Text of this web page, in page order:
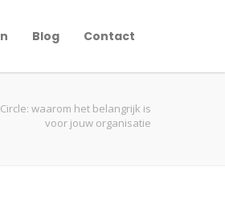
Blog Contact
waarom het belangrijk is
voor jouw organisatie